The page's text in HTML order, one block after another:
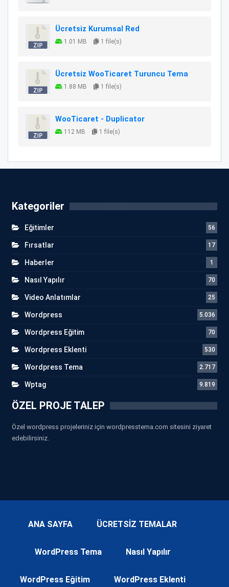
Ücretsiz Kurumsal Red
1.01 MB 1 file(s)
Ücretsiz WooTicaret Turuncu Tema
1.88 MB 1 file(s)
WooTicaret - Duplicator
112 MB 1 file(s)
Kategoriler
Eğitimler 56
Fırsatlar 17
Haberler 1
Nasıl Yapılır 70
Video Anlatımlar 25
Wordpress 5.036
Wordpress Eğitim 70
Wordpress Eklenti 530
Wordpress Tema 2.717
Wptag 9.819
ÖZEL PROJE TALEP
Özel wordpress projeleriniz için wordpresstema.com sitesini ziyaret
edebilirsiniz.
ANA SAYFA ÜCRETSİZ TEMALAR
WordPress Tema Nasıl Yapılır
WordPress Eğitim WordPress Eklenti